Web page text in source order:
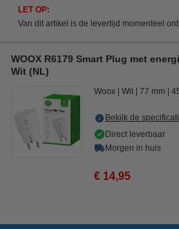
LET OP:
Van dit artikel is de levertijd momenteel
WOOX R6179 Smart Plug met
Wit (NL)
Woox Wit 77 mm
Bekijk de
Direct leverbaar
Morgen in huis
€ 14,95